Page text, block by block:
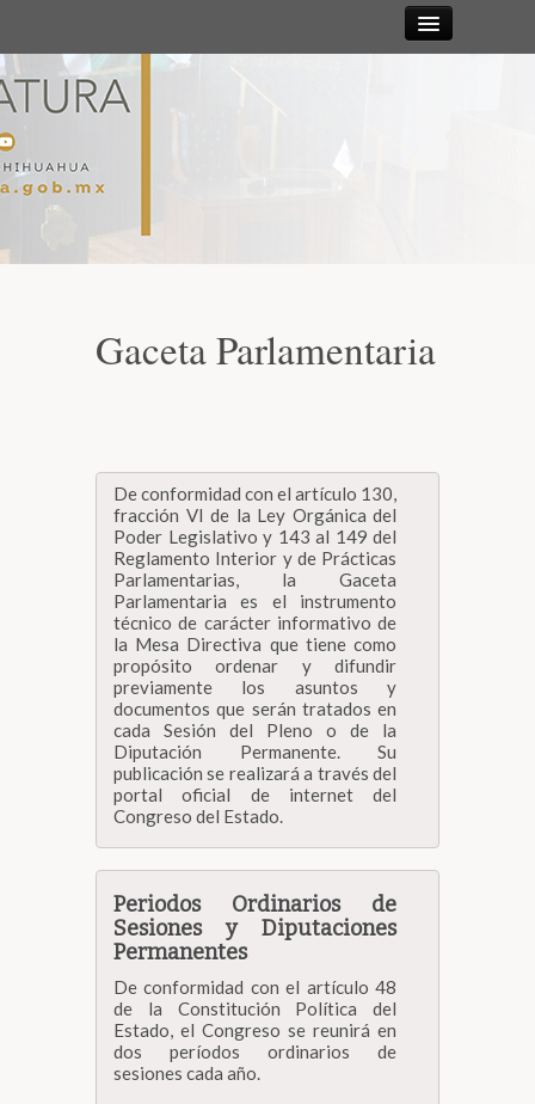
Mesa Directiva y Diputación Permanente
Comisiones
Biblioteca
Secretarías
Transparencia
Gaceta Parlamentaria
De conformidad con el artículo 130,
fracción VI de la Ley Orgánica del
Poder Legislativo y 143 al 149 del
Reglamento Interior y de Prácticas
Parlamentarias, la Gaceta
Parlamentaria es el instrumento
técnico de carácter informativo de
la Mesa Directiva que tiene como
propósito ordenar y difundir
previamente los asuntos y
documentos que serán tratados en
cada Sesión del Pleno o de la
Diputación Permanente. Su
publicación se realizará a través del
portal oficial de internet del
Congreso del Estado.
Periodos Ordinarios de
Sesiones y Diputaciones
Permanentes
De conformidad con el artículo 48
de la Constitución Política del
Estado, el Congreso se reunirá en
dos períodos ordinarios de
sesiones cada año.